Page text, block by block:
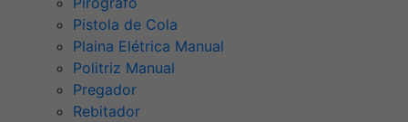
Pistola de Cola
Plaina Elétrica Manual
Politriz Manual
Pregador
Rebitador